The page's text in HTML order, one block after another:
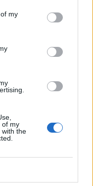
my
of my
with the
o zakazie
ciała